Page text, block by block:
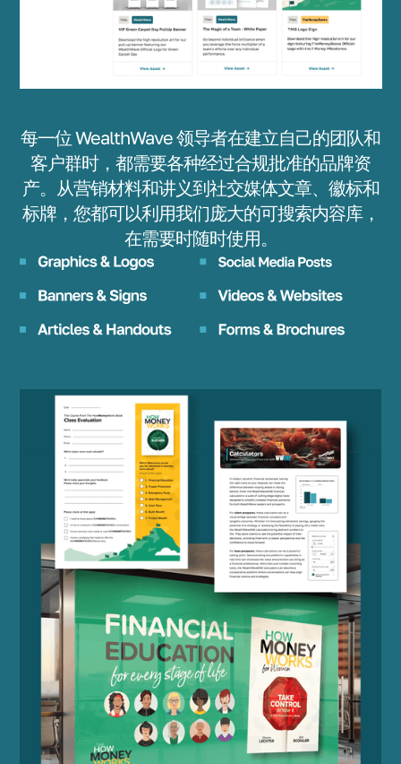
每一位 WealthWave 领导者在建立自己的团队和
客户群时，都需要各种经过合规批准的品牌资
产。从营销材料和讲义到社交媒体文章、徽标和
标牌，您都可以利用我们庞大的可搜索内容库，
在需要时随时使用。